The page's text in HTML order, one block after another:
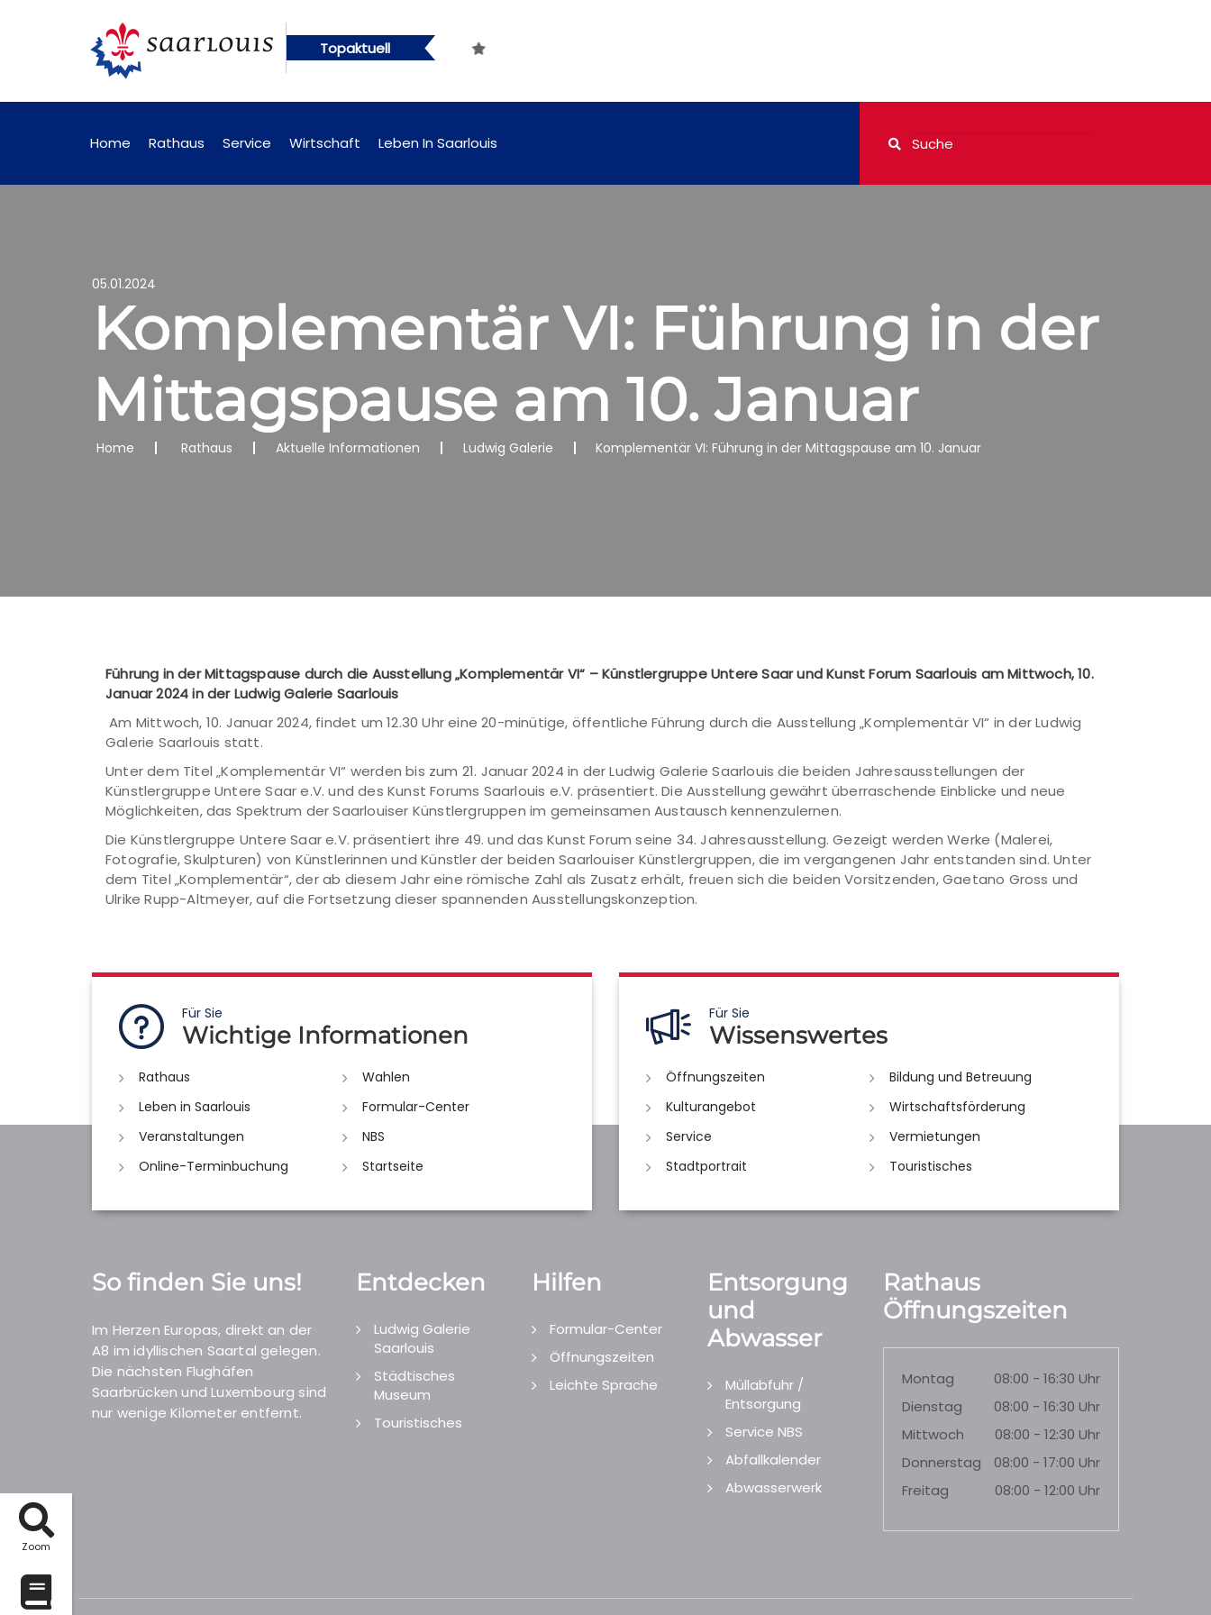
Zoom
Topaktuell
Öffentliche Bekanntmachungen künftig online abrufbar
Home Rathaus Service Wirtschaft Leben In Saarlouis
05.01.2024
Komplementär VI: Führung in der
Mittagspause am 10. Januar
Home Rathaus Aktuelle Informationen Ludwig Galerie Komplementär VI: Führung in der Mittagspause am 10. Januar
Führung in der Mittagspause durch die Ausstellung „Komplementär VI“ – Künstlergruppe Untere Saar und Kunst Forum Saarlouis am Mittwoch, 10.
Januar 2024 in der Ludwig Galerie Saarlouis
Am Mittwoch, 10. Januar 2024, findet um 12.30 Uhr eine 20-minütige, öffentliche Führung durch die Ausstellung „Komplementär VI“ in der Ludwig
Galerie Saarlouis statt.
Unter dem Titel „Komplementär VI“ werden bis zum 21. Januar 2024 in der Ludwig Galerie Saarlouis die beiden Jahresausstellungen der
Künstlergruppe Untere Saar e.V. und des Kunst Forums Saarlouis e.V. präsentiert. Die Ausstellung gewährt überraschende Einblicke und neue
Möglichkeiten, das Spektrum der Saarlouiser Künstlergruppen im gemeinsamen Austausch kennenzulernen.
Die Künstlergruppe Untere Saar e.V. präsentiert ihre 49. und das Kunst Forum seine 34. Jahresausstellung. Gezeigt werden Werke (Malerei,
Fotografie, Skulpturen) von Künstlerinnen und Künstler der beiden Saarlouiser Künstlergruppen, die im vergangenen Jahr entstanden sind. Unter
dem Titel „Komplementär“, der ab diesem Jahr eine römische Zahl als Zusatz erhält, freuen sich die beiden Vorsitzenden, Gaetano Gross und
Ulrike Rupp-Altmeyer, auf die Fortsetzung dieser spannenden Ausstellungskonzeption.
Für Sie
Wichtige Informationen
Rathaus
Wahlen
Leben in Saarlouis
Formular-Center
Veranstaltungen
NBS
Online-Terminbuchung
Startseite
Für Sie
Wissenswertes
Öffnungszeiten
Bildung und Betreuung
Kulturangebot
Wirtschaftsförderung
Service
Vermietungen
Stadtportrait
Touristisches
So finden Sie uns!
Im Herzen Europas, direkt an der
A8 im idyllischen Saartal gelegen.
Die nächsten Flughäfen
Saarbrücken und Luxembourg sind
nur wenige Kilometer entfernt.
Entdecken
Ludwig Galerie
Saarlouis
Städtisches
Museum
Touristisches
Hilfen
Formular-Center
Öffnungszeiten
Leichte Sprache
Entsorgung
und
Abwasser
Müllabfuhr /
Entsorgung
Service NBS
Abfallkalender
Abwasserwerk
Rathaus
Öffnungszeiten
Montag
08:00 - 16:30 Uhr
Dienstag
08:00 - 16:30 Uhr
Mittwoch
08:00 - 12:30 Uhr
Donnerstag
08:00 - 17:00 Uhr
Freitag
08:00 - 12:00 Uhr